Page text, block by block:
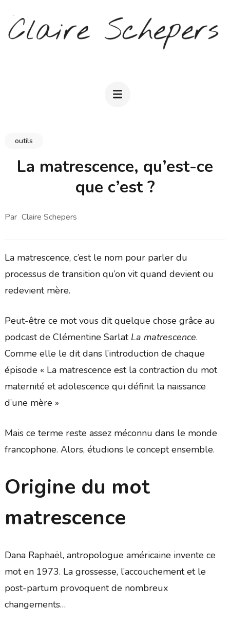
contenu
outils
La matrescence, qu’est-ce
que c’est ?
Par Claire Schepers
La matrescence, c’est le nom pour parler du
processus de transition qu’on vit quand devient ou
redevient mère.
Peut-être ce mot vous dit quelque chose grâce au
podcast de Clémentine Sarlat La matrescence.
Comme elle le dit dans l’introduction de chaque
épisode « La matrescence est la contraction du mot
maternité et adolescence qui définit la naissance
d’une mère »
Mais ce terme reste assez méconnu dans le monde
francophone. Alors, étudions le concept ensemble.
Origine du mot
matrescence
Dana Raphaël, antropologue américaine invente ce
mot en 1973. La grossesse, l’accouchement et le
post-partum provoquent de nombreux
changements…